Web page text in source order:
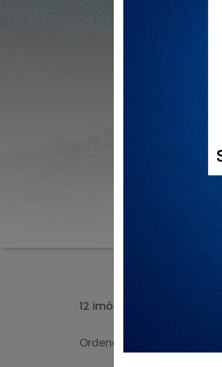
12 imóveis encontrados
Ordenar Por: Escolha